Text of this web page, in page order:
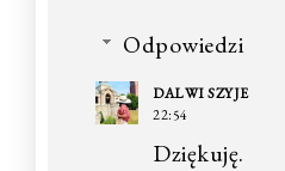
Odpowiedzi
DALWI SZYJE
22:54
Dziękuję.